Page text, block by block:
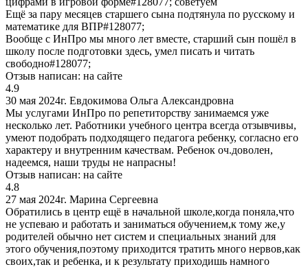
Ещё за пару месяцев старшего сына подтянула по русскому и
математике для ВПР#128077;
Вообще с ИнПро мы много лет вместе, старший сын пошёл в
школу после подготовки здесь, умел писать и читать
свободно#128077;
Отзыв написан: на сайте
4.9
30 мая 2024г. Евдокимова Ольга Александровна
Мы услугами ИнПро по репетиторству занимаемся уже
несколько лет. Работники учебного центра всегда отзывчивы,
умеют подобрать подходящего педагога ребенку, согласно его
характеру и внутренним качествам. Ребенок оч.доволен,
надеемся, наши труды не напрасны!
Отзыв написан: на сайте
4.8
27 мая 2024г. Марина Сергеевна
Обратились в центр ещё в начальной школе,когда поняла,что
не успеваю и работать и заниматься обучением,к тому же,у
родителей обычно нет систем и специальных знаний для
этого обучения,поэтому приходится тратить много нервов,как
своих,так и ребенка, и к результату приходишь намного